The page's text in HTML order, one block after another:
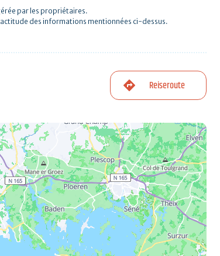
par les propriétaires.
des informations mentionnées ci-dessus.
Reiseroute